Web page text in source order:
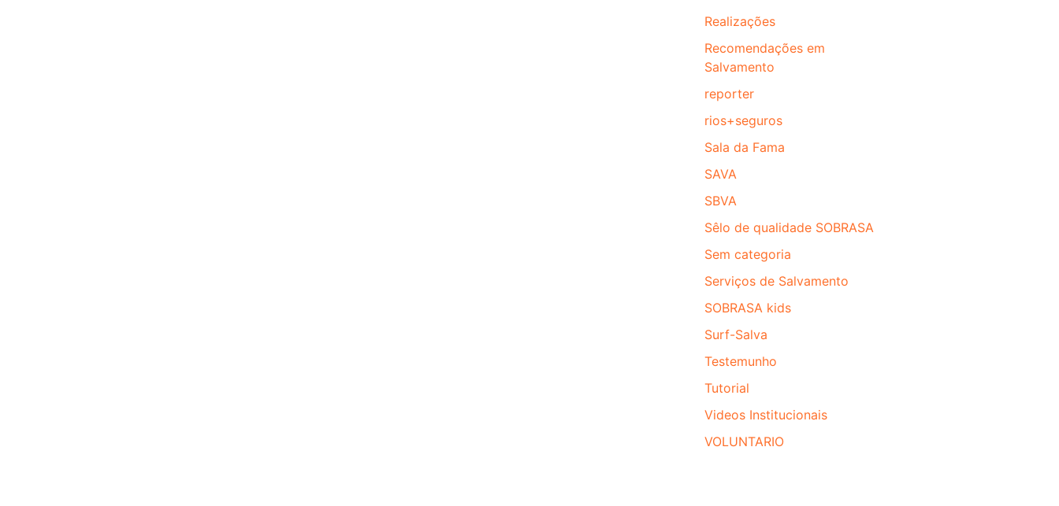
Realizações
Recomendações em
Salvamento
reporter
rios+seguros
Sala da Fama
SAVA
SBVA
Sêlo de qualidade SOBRASA
Sem categoria
Serviços de Salvamento
SOBRASA kids
Surf-Salva
Testemunho
Tutorial
Videos Institucionais
VOLUNTARIO